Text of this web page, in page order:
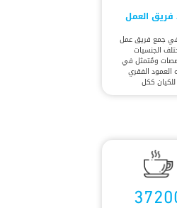
فريق العمل
جمع فريق عمل
الجنسيات
ومُتمثل في
العمود الفقري
للكيان ككل